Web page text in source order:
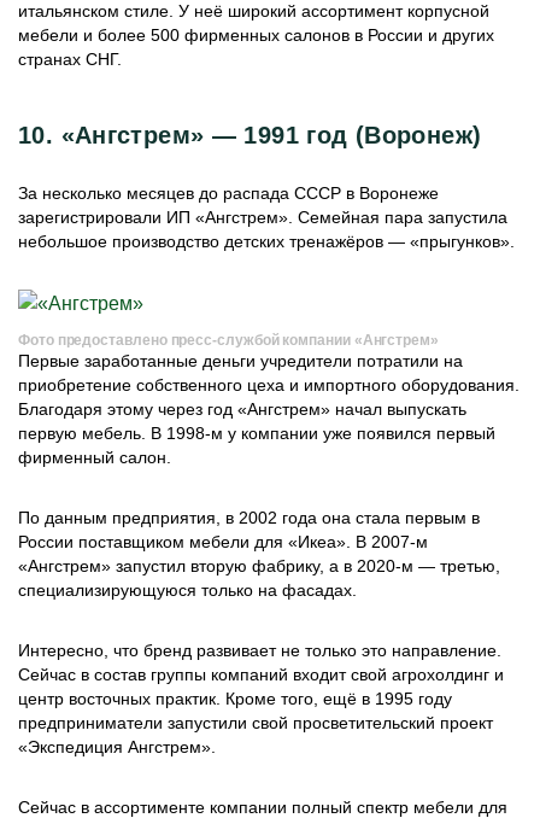
итальянском стиле. У неё широкий ассортимент корпусной
мебели и более 500 фирменных салонов в России и других
странах СНГ.
10. «Ангстрем» — 1991 год (Воронеж)
За несколько месяцев до распада СССР в Воронеже
зарегистрировали ИП «Ангстрем». Семейная пара запустила
небольшое производство детских тренажёров — «прыгунков».
Фото предоставлено пресс-службой компании «Ангстрем»
Первые заработанные деньги учредители потратили на
приобретение собственного цеха и импортного оборудования.
Благодаря этому через год «Ангстрем» начал выпускать
первую мебель. В 1998-м у компании уже появился первый
фирменный салон.
По данным предприятия, в 2002 года она стала первым в
России поставщиком мебели для «Икеа». В 2007-м
«Ангстрем» запустил вторую фабрику, а в 2020-м — третью,
специализирующуюся только на фасадах.
Интересно, что бренд развивает не только это направление.
Сейчас в состав группы компаний входит свой агрохолдинг и
центр восточных практик. Кроме того, ещё в 1995 году
предприниматели запустили свой просветительский проект
«Экспедиция Ангстрем».
Сейчас в ассортименте компании полный спектр мебели для